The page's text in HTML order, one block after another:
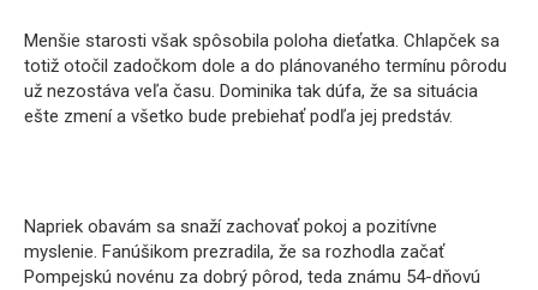
Menšie starosti však spôsobila poloha dieťatka. Chlapček sa
totiž otočil zadočkom dole a do plánovaného termínu pôrodu
už nezostáva veľa času. Dominika tak dúfa, že sa situácia
ešte zmení a všetko bude prebiehať podľa jej predstáv.
Napriek obavám sa snaží zachovať pokoj a pozitívne
myslenie. Fanúšikom prezradila, že sa rozhodla začať
Pompejskú novénu za dobrý pôrod, teda známu 54-dňovú